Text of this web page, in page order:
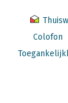
Colofon